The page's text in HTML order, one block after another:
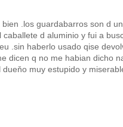
.los guardabarros son d
d aluminio y fui a
.sin haberlo usado qise
dicen q no me habian dicho
muy estupido y